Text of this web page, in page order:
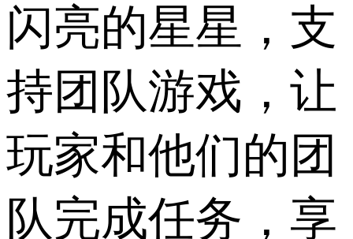
闪亮的星星，支
持团队游戏，让
玩家和他们的团
队完成任务，享